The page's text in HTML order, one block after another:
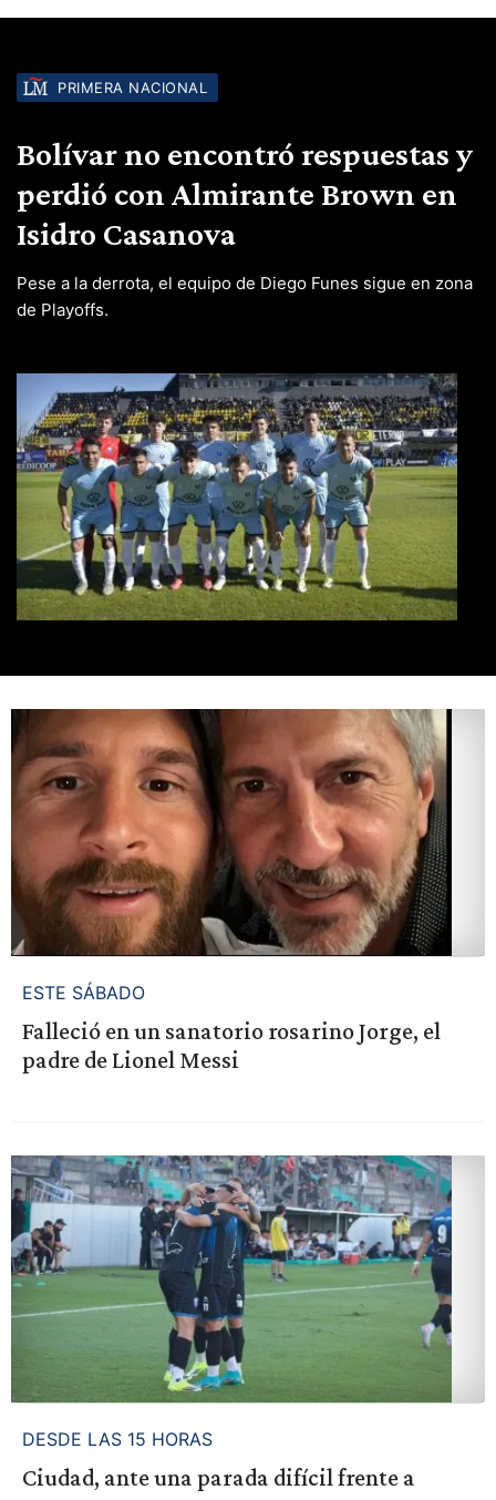
PRIMERA NACIONAL
Bolívar no encontró respuestas y
perdió con Almirante Brown en
Isidro Casanova
Pese a la derrota, el equipo de Diego Funes sigue en zona
de Playoffs.
ESTE SÁBADO
Falleció en un sanatorio rosarino Jorge, el
padre de Lionel Messi
DESDE LAS 15 HORAS
Ciudad, ante una parada difícil frente a